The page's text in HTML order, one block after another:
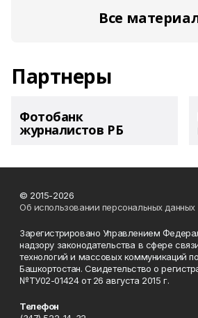
Все
Партнеры
Фотобанк
журналистов РБ
© 2015-2026
Об использовании персональных данных
Зарегистрировано Управлением
надзору законодательства в сфере
технологий и массовых коммуникаций
Башкортостан. Свидетельство о
№ТУ02-01424 от 26 августа 2015 г.
Телефон